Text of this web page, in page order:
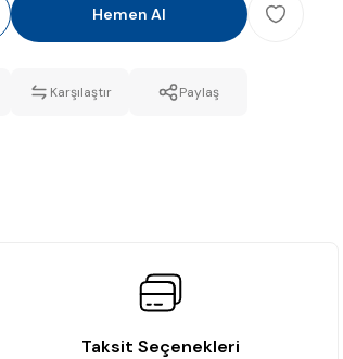
Hemen Al
Karşılaştır Paylaş
Taksit Seçenekleri